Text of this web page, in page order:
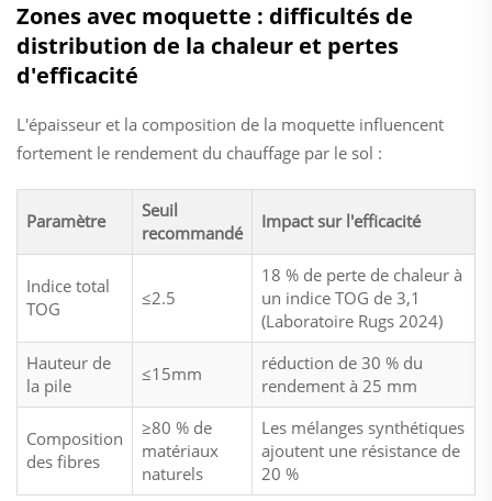
Zones avec moquette : difficultés de
distribution de la chaleur et pertes
d'efficacité
L'épaisseur et la composition de la moquette influencent
fortement le rendement du chauffage par le sol :
Paramètre
Seuil
recommandé
Impact sur l'efficacité
Indice total
TOG
≤2.5
18 % de perte de chaleur à
un indice TOG de 3,1
(Laboratoire Rugs 2024)
Hauteur de
la pile
≤15mm
réduction de 30 % du
rendement à 25 mm
Composition
des fibres
≥80 % de
matériaux
naturels
Les mélanges synthétiques
ajoutent une résistance de
20 %